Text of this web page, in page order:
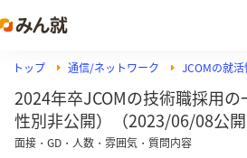
トップ 通信/ネットワーク JCOMの就活
2024年卒JCOMの技術職採用
性別非公開）（2023/06/08公開
面接・GD・人数・雰囲気・質問内容